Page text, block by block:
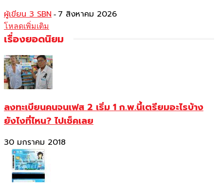
ผู้เขียน 3 SBN - 7 สิงหาคม 2026
โหลดเพิ่มเติม
เรื่องยอดนิยม
ลงทะเบียนคนจนเฟส 2 เริ่ม 1 ก.พ.นี้เตรียมอะไรบ้าง
ยังไงที่ไหน? ไปเช็คเลย
30 มกราคม 2018